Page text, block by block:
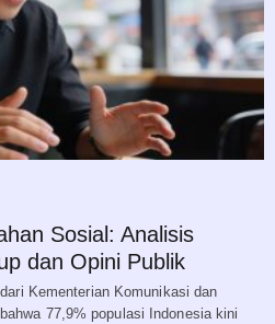
Sosial: Analisis
dan Opini Publik
Kementerian Komunikasi dan
77,9% populasi Indonesia kini